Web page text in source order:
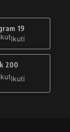
19
Ikuti
200
Ikuti